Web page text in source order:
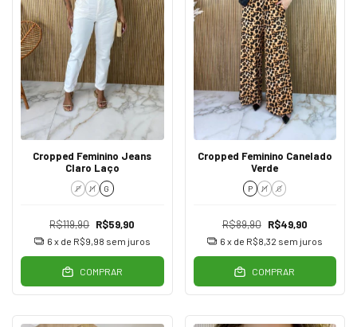
Cropped Feminino Jeans
Claro Laço
P M G
R$119,90 R$59,90
6 x de R$9,98 sem juros
COMPRAR
Cropped Feminino Canelado
Verde
P M G
R$89,90 R$49,90
6 x de R$8,32 sem juros
COMPRAR